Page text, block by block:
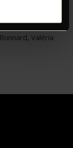
Valéria